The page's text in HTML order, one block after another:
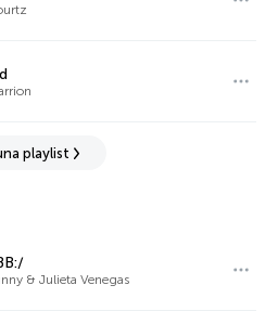
playlist
& Julieta Venegas